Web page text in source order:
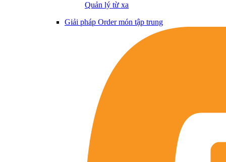
Quản lý từ xa
Giải pháp Order món tập trung